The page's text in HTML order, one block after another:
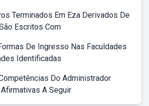
Terminados Em Eza Derivados De
Escritos Com
De Ingresso Nas Faculdades
Identificadas
Do Administrador
A Seguir